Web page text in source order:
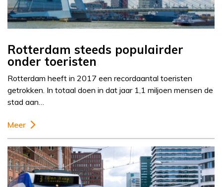
Rotterdam steeds populairder
onder toeristen
Rotterdam heeft in 2017 een recordaantal toeristen
getrokken. In totaal doen in dat jaar 1,1 miljoen mensen de
stad aan…
Meer